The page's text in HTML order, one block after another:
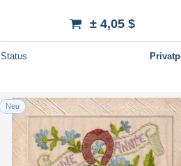
± 4,05 $
Status
Neu